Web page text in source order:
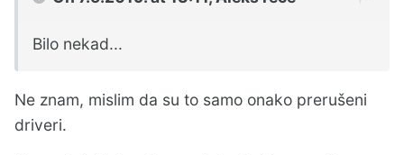
Bilo nekad...
Ne znam, mislim da su to samo onako prerušeni
driveri.